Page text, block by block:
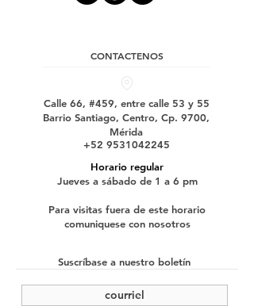
CONTACTENOS
Calle 66, #459, entre calle 53 y 55
Barrio Santiago, Centro, Cp. 9700,
Mérida
+52 9531042245
Horario regular
Jueves a sábado de 1 a 6 pm
Para visitas fuera de este horario
comuniquese con nosotros
Suscríbase a nuestro boletín